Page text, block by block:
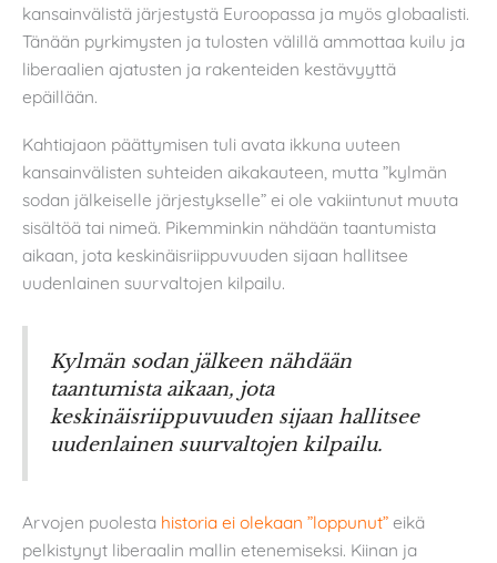
kansainvälistä järjestystä Euroopassa ja myös globaalisti.
Tänään pyrkimysten ja tulosten välillä ammottaa kuilu ja
liberaalien ajatusten ja rakenteiden kestävyyttä
epäillään.
Kahtiajaon päättymisen tuli avata ikkuna uuteen
kansainvälisten suhteiden aikakauteen, mutta ”kylmän
sodan jälkeiselle järjestykselle” ei ole vakiintunut muuta
sisältöä tai nimeä. Pikemminkin nähdään taantumista
aikaan, jota keskinäisriippuvuuden sijaan hallitsee
uudenlainen suurvaltojen kilpailu.
Kylmän sodan jälkeen nähdään
taantumista aikaan, jota
keskinäisriippuvuuden sijaan hallitsee
uudenlainen suurvaltojen kilpailu.
Arvojen puolesta historia ei olekaan ”loppunut” eikä
pelkistynyt liberaalin mallin etenemiseksi. Kiinan ja